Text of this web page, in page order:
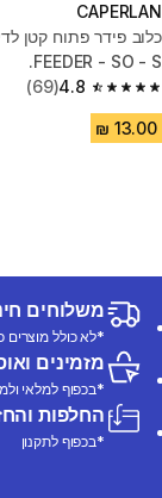
CAPERLAN
כלוב פידר פתוח קטן
FEEDER - SO - S.
4.8
4.8 out of 5 stars from 69 reviews
(69)
משלוחים חינם
*לא כולל מוצרים
מזמינים
*בכפוף למלאי
החלפות והחזרות חינם
*בכפוף לתקנון